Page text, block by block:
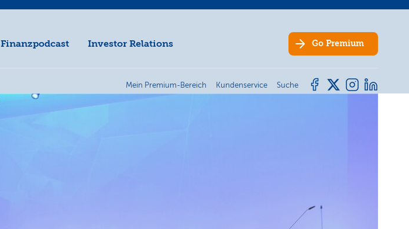
Finanzpodcast Investor Relations Go Premium
Mein Premium-Bereich Kundenservice Suche